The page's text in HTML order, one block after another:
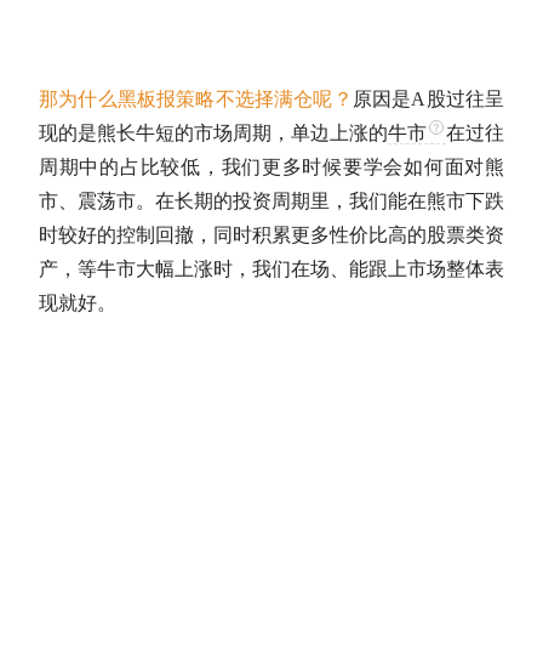
那为什么黑板报策略不选择满仓呢？ 原因是A股过往呈
现的是熊长牛短的市场周期，单边上涨的牛市
在过往
周期中的占比较低，我们更多时候要学会如何面对熊
市 、震荡市。在长期的投资周期里，我们能在熊市下跌
时较好的控制回撤，同时积累更多性价比高的股票类资
产，等牛市大幅上涨时，我们在场、能跟上市场整体表
现就好。